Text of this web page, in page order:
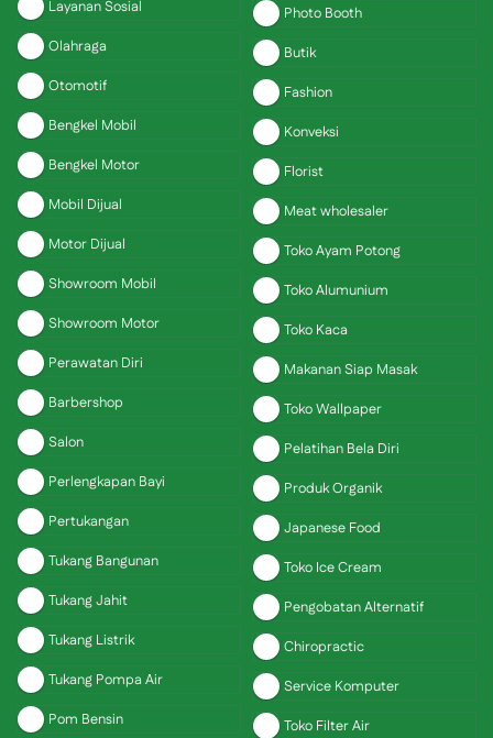
Layanan Sosial
Olahraga
Otomotif
Bengkel Mobil
Bengkel Motor
Mobil Dijual
Motor Dijual
Showroom Mobil
Showroom Motor
Perawatan Diri
Barbershop
Salon
Perlengkapan Bayi
Pertukangan
Tukang Bangunan
Tukang Jahit
Tukang Listrik
Tukang Pompa Air
Pom Bensin
Photo Booth
Butik
Fashion
Konveksi
Florist
Meat wholesaler
Toko Ayam Potong
Toko Alumunium
Toko Kaca
Makanan Siap Masak
Toko Wallpaper
Pelatihan Bela Diri
Produk Organik
Japanese Food
Toko Ice Cream
Pengobatan Alternatif
Chiropractic
Service Komputer
Toko Filter Air